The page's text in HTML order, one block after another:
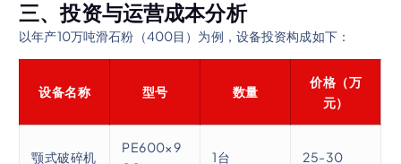
三、投资与运营成本分析
以年产10万吨滑石粉（400目）为例，设备投资构成如下：
设备名称 型号 数量
价格（万
元）
颚式破碎机
PE600×9
1台 25-30